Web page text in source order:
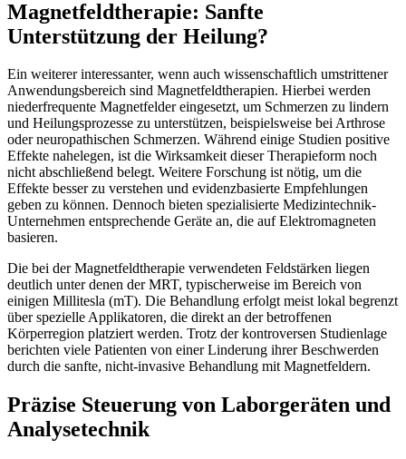
Magnetfeldtherapie: Sanfte
Unterstützung der Heilung?
Ein weiterer interessanter, wenn auch wissenschaftlich umstrittener
Anwendungsbereich sind Magnetfeldtherapien. Hierbei werden
niederfrequente Magnetfelder eingesetzt, um Schmerzen zu lindern
und Heilungsprozesse zu unterstützen, beispielsweise bei Arthrose
oder neuropathischen Schmerzen. Während einige Studien positive
Effekte nahelegen, ist die Wirksamkeit dieser Therapieform noch
nicht abschließend belegt. Weitere Forschung ist nötig, um die
Effekte besser zu verstehen und evidenzbasierte Empfehlungen
geben zu können. Dennoch bieten spezialisierte Medizintechnik-
Unternehmen entsprechende Geräte an, die auf Elektromagneten
basieren.
Die bei der Magnetfeldtherapie verwendeten Feldstärken liegen
deutlich unter denen der MRT, typischerweise im Bereich von
einigen Millitesla (mT). Die Behandlung erfolgt meist lokal begrenzt
über spezielle Applikatoren, die direkt an der betroffenen
Körperregion platziert werden. Trotz der kontroversen Studienlage
berichten viele Patienten von einer Linderung ihrer Beschwerden
durch die sanfte, nicht-invasive Behandlung mit Magnetfeldern.
Präzise Steuerung von Laborgeräten und
Analysetechnik